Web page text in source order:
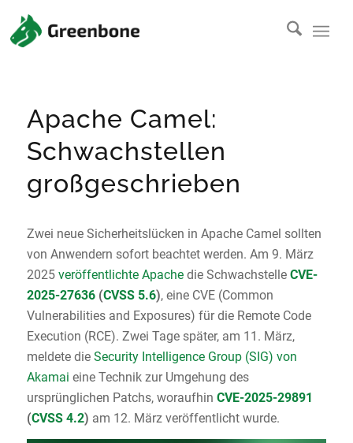
Apache Camel:
Schwachstellen
großgeschrieben
Zwei neue Sicherheitslücken in Apache Camel sollten
von Anwendern sofort beachtet werden. Am 9. März
2025 veröffentlichte Apachedie Schwachstelle CVE-
2025-27636(CVSS 5.6), eine CVE (Common
Vulnerabilities and Exposures) für die Remote Code
Execution (RCE). Zwei Tage später, am 11. März,
meldete die Security Intelligence Group (SIG) von
Akamai eine Technik zur Umgehung des
ursprünglichen Patchs, woraufhin CVE-2025-29891
(CVSS 4.2) am 12. März veröffentlicht wurde.